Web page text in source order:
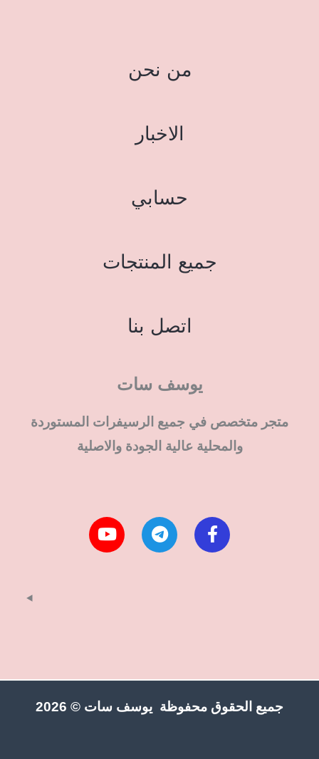
من نحن
الاخبار
حسابي
جميع المنتجات
اتصل بنا
يوسف سات
متجر متخصص في جميع الرسيفرات المستوردة
والمحلية عالية الجودة والاصلية
جميع الحقوق محفوظة يوسف سات © 2026